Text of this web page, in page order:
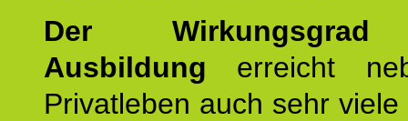
Der
Ausbildung erreicht
Privatleben auch sehr